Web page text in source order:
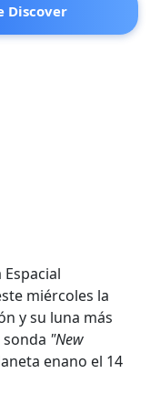
Discover
Espacial
miércoles la
y su luna más
"New
enano el 14